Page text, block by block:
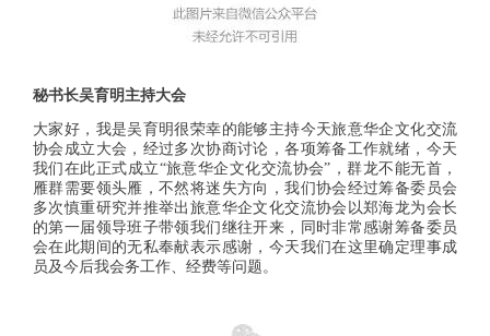
秘书长吴育明主持大会
大家好，我是吴育明很荣幸的能够主持今天旅意华企文化交流
协会成立大会，经过多次协商讨论，各项筹备工作就绪，今天
我们在此正式成立“旅意华企文化交流协会”，群龙不能无首，
雁群需要领头雁，不然将迷失方向，我们协会经过筹备委员会
多次慎重研究并推举出旅意华企文化交流协会以郑海龙为会长
的第一届领导班子带领我们继往开来，同时非常感谢筹备委员
会在此期间的无私奉献表示感谢，今天我们在这里确定理事成
员及今后我会务工作、经费等问题。